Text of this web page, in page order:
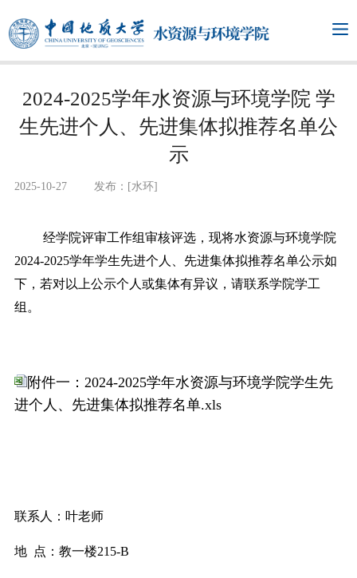
2024-2025学年水资源与环境学院 学
生先进个人、先进集体拟推荐名单公
示
2025-10-27 发布：[水环]
经学院评审工作组审核评选，现将水资源与环境学院
2024-2025学年学生先进个人、先进集体拟推荐名单公示如
下，若对以上公示个人或集体有异议，请联系学院学工
组。
附件一：2024-2025学年水资源与环境学院学生先
进个人、先进集体拟推荐名单.xls
联系人：叶老师
地 点：教一楼215-B